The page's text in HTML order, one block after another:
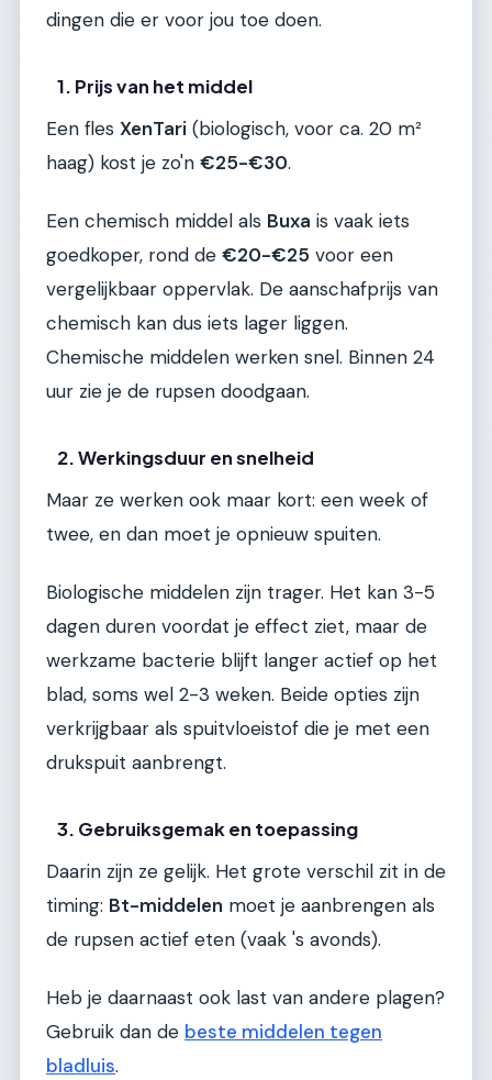
dingen die er voor jou toe doen.
1. Prijs van het middel
Een fles XenTari (biologisch, voor ca. 20 m²
haag) kost je zo'n €25-€30.
Een chemisch middel als Buxa is vaak iets
goedkoper, rond de €20-€25 voor een
vergelijkbaar oppervlak. De aanschafprijs van
chemisch kan dus iets lager liggen.
Chemische middelen werken snel. Binnen 24
uur zie je de rupsen doodgaan.
2. Werkingsduur en snelheid
Maar ze werken ook maar kort: een week of
twee, en dan moet je opnieuw spuiten.
Biologische middelen zijn trager. Het kan 3-5
dagen duren voordat je effect ziet, maar de
werkzame bacterie blijft langer actief op het
blad, soms wel 2-3 weken. Beide opties zijn
verkrijgbaar als spuitvloeistof die je met een
drukspuit aanbrengt.
3. Gebruiksgemak en toepassing
Daarin zijn ze gelijk. Het grote verschil zit in de
timing: Bt-middelen moet je aanbrengen als
de rupsen actief eten (vaak 's avonds).
Heb je daarnaast ook last van andere plagen?
Gebruik dan de beste middelen tegen
bladluis.